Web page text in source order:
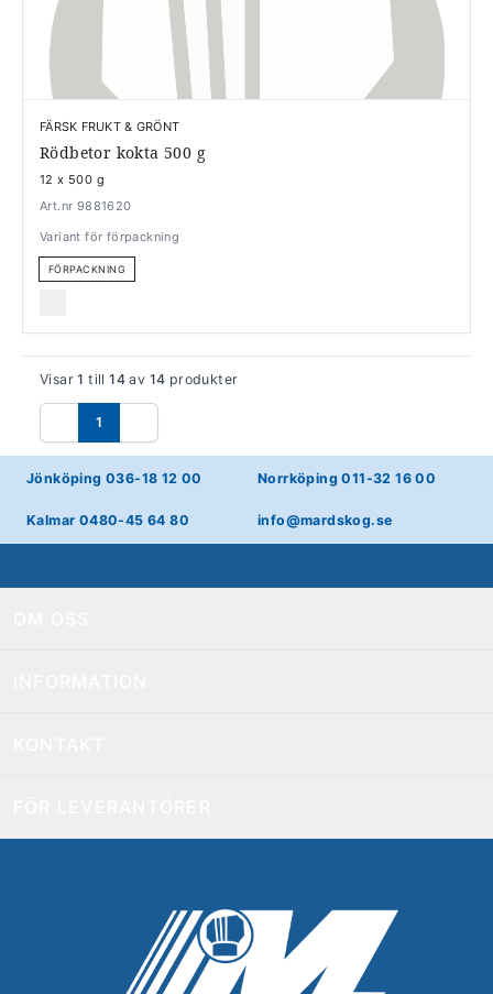
FÄRSK FRUKT & GRÖNT
Rödbetor kokta 500 g
12 x 500 g
Art.nr 9881620
Variant för förpackning
FÖRPACKNING
Visar1 till14 av 14 produkter
Föregående
1
Nästa
Jönköping 036-18 12 00 Norrköping 011-32 16 00
Kalmar 0480-45 64 80 info@mardskog.se